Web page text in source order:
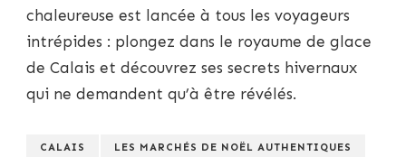
chaleureuse est lancée à tous les voyageurs
intrépides : plongez dans le royaume de glace
de Calais et découvrez ses secrets hivernaux
qui ne demandent qu’à être révélés.
CALAIS LES MARCHÉS DE NOËL AUTHENTIQUES